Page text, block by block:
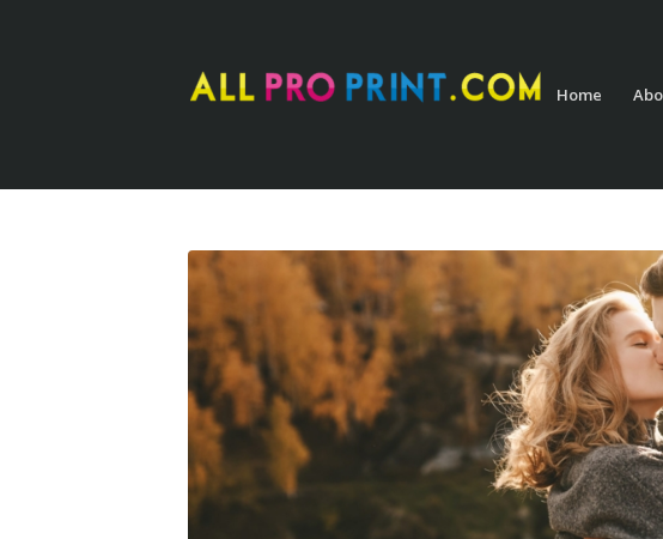
Home